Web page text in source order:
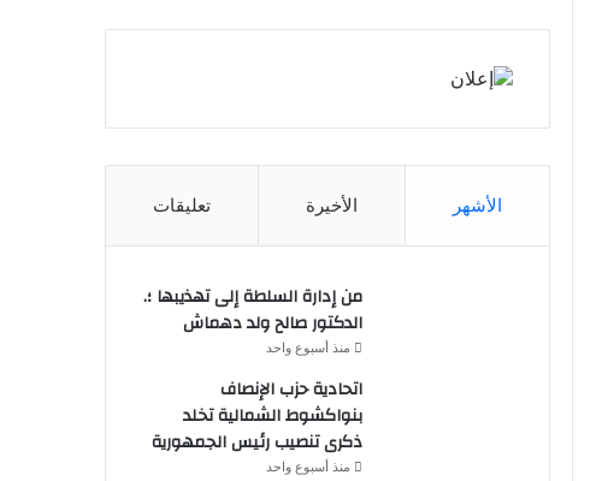
الأشهر الأخيرة تعليقات
من إدارة السلطة إلى تهذيبها ؛.
الدكتور صالح ولد دهماش
منذ أسبوع واحد
اتحادية حزب الإنصاف
بنواكشوط الشمالية تخلد
ذكرى تنصيب رئيس الجمهورية
منذ أسبوع واحد